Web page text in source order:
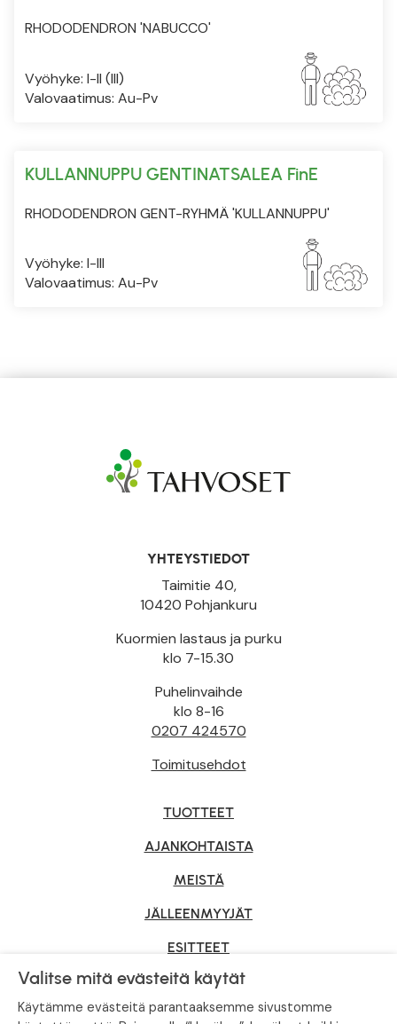
RHODODENDRON 'NABUCCO'
Vyöhyke: I-II (III)
Valovaatimus: Au-Pv
KULLANNUPPU GENTINATSALEA FinE
RHODODENDRON GENT-RYHMÄ 'KULLANNUPPU'
Vyöhyke: I-III
Valovaatimus: Au-Pv
YHTEYSTIEDOT
Taimitie 40,
10420 Pohjankuru
Kuormien lastaus ja purku
klo 7-15.30
Puhelinvaihde
klo 8-16
0207 424570
Toimitusehdot
TUOTTEET
AJANKOHTAISTA
MEISTÄ
JÄLLEENMYYJÄT
ESITTEET
YRITYSMYYNTI
Valitse mitä evästeitä käytät
Käytämme evästeitä parantaaksemme sivustomme